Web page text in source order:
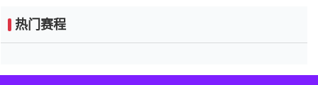
热门赛程